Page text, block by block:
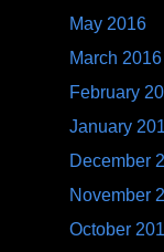
May 2016
March 2016
February
January
December
November
October